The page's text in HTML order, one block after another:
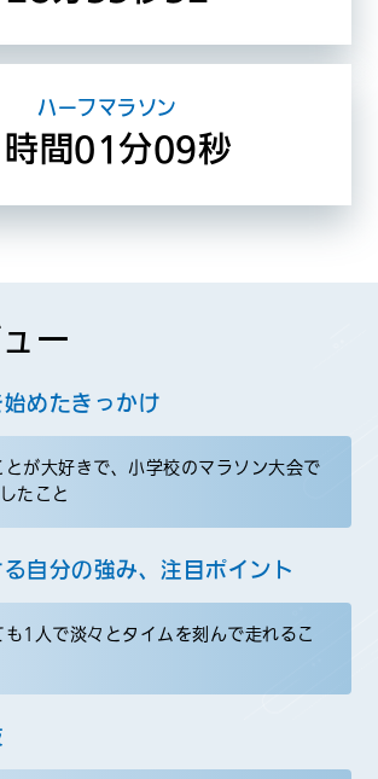
ハーフマラソン
間01分09秒
ー
めたきっかけ
が大好きで、小学校のマラソン大会で
たこと
自分の強み、注目ポイント
1人で淡々とタイムを刻んで走れるこ